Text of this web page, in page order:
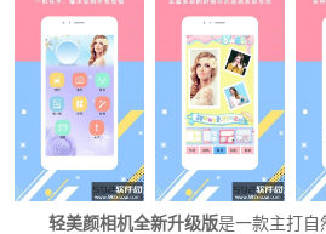
轻美颜相机全新升级版是一款主打自